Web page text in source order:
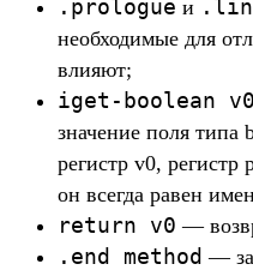
.prologue и
необходимые для
влияют;
iget-boolean
значение поля типа
регистр v0,
он всегда равен
return v0 —
.end method —